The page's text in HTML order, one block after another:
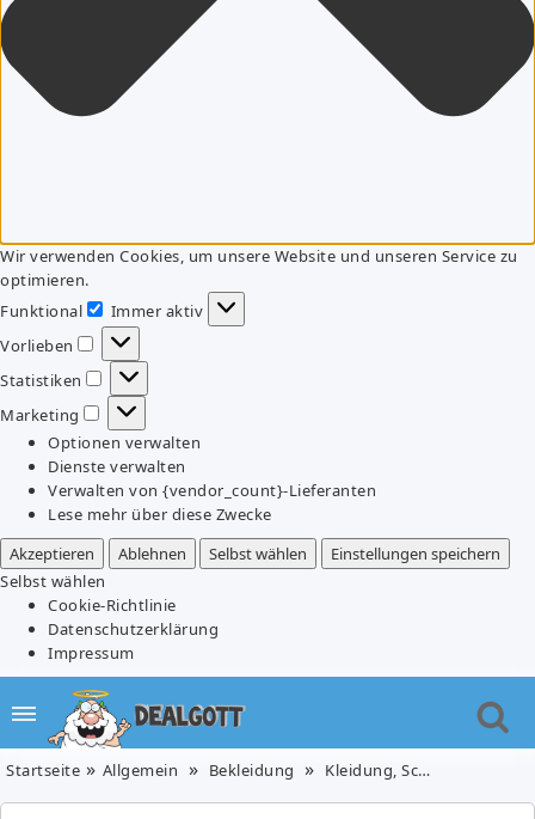
Wir verwenden Cookies, um unsere Website und unseren Service zu
optimieren.
Funktional
Funktional
Immer aktiv
Vorlieben
Vorlieben
Statistiken
Statistiken
Marketing
Marketing
Optionen verwalten
Dienste verwalten
Verwalten von {vendor_count}-Lieferanten
Lese mehr über diese Zwecke
Akzeptieren
Ablehnen Selbst wählen
Einstellungen speichern
Selbst wählen
Cookie-Richtlinie
Datenschutzerklärung
Impressum
Startseite Allgemein Bekleidung Kleidung, Schuhe & Uhren